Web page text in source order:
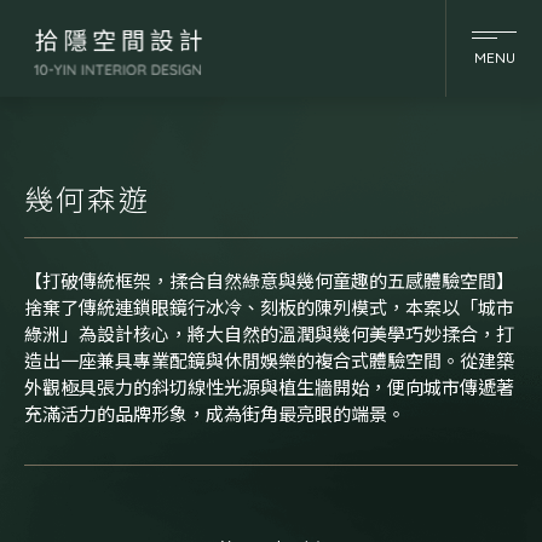
幾何森遊
【打破傳統框架，揉合自然綠意與幾何童趣的五感體驗空間】
捨棄了傳統連鎖眼鏡行冰冷、刻板的陳列模式，本案以「城市
綠洲」為設計核心，將大自然的溫潤與幾何美學巧妙揉合，打
造出一座兼具專業配鏡與休閒娛樂的複合式體驗空間。從建築
外觀極具張力的斜切線性光源與植生牆開始，便向城市傳遞著
充滿活力的品牌形象，成為街角最亮眼的端景。
MENU